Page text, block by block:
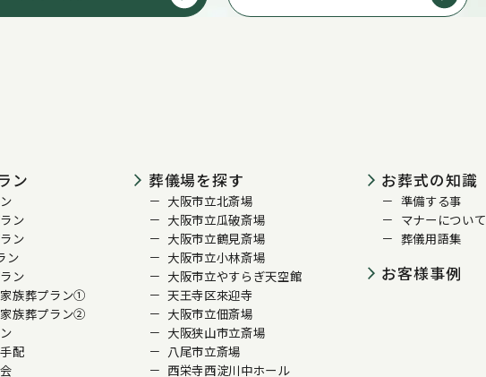
ン
ン
ン
ン
ン
族葬プラン①
族葬プラン②
配
葬儀場を探す
大阪市立北斎場
大阪市立瓜破斎場
大阪市立鶴見斎場
大阪市立小林斎場
大阪市立やすらぎ天空館
天王寺区來迎寺
大阪市立佃斎場
大阪狭山市立斎場
八尾市立斎場
西栄寺西淀川中ホール
お葬式の知識
準備する事
マナーについて
葬儀用語集
お客様事例